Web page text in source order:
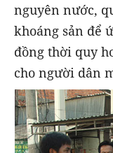
nguyên nước,
khoáng sản để
đồng thời quy
cho người dân